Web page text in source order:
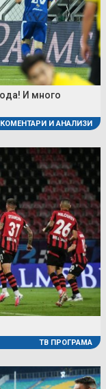
И много
КОМЕНТАРИ И АНАЛИЗИ
ТВ ПРОГРАМА